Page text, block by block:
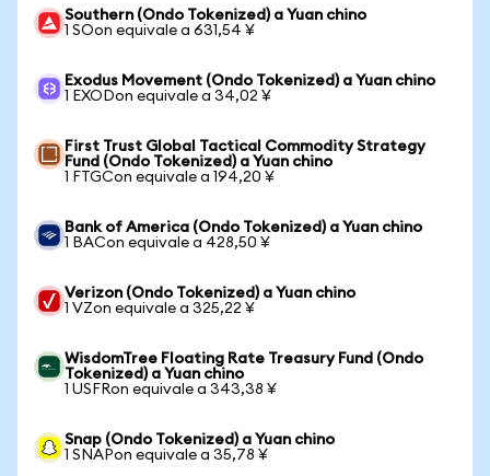
Southern (Ondo Tokenized) a Yuan chino
1 SOon equivale a 631,54 ¥
Exodus Movement (Ondo Tokenized) a Yuan chino
1 EXODon equivale a 34,02 ¥
First Trust Global Tactical Commodity Strategy
Fund (Ondo Tokenized) a Yuan chino
1 FTGCon equivale a 194,20 ¥
Bank of America (Ondo Tokenized) a Yuan chino
1 BACon equivale a 428,50 ¥
Verizon (Ondo Tokenized) a Yuan chino
1 VZon equivale a 325,22 ¥
WisdomTree Floating Rate Treasury Fund (Ondo
Tokenized) a Yuan chino
1 USFRon equivale a 343,38 ¥
Snap (Ondo Tokenized) a Yuan chino
1 SNAPon equivale a 35,78 ¥